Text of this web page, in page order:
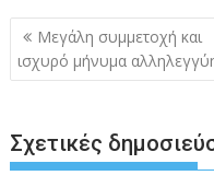
Πλοήγηση
άρθρων
Μεγάλη συμμετοχή και
ισχυρό μήνυμα
Σχετικές